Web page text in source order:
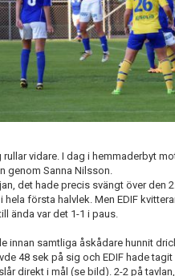
vidare. I dag i hemmaderbyt
genom Sanna Nilsson.
det hade precis svängt över den
hela första halvlek. Men EDIF
ända var det 1-1 i paus.
innan samtliga åskådare hunnit
48 sek på sig och EDIF hade
direkt i mål (se bild). 2-2 på